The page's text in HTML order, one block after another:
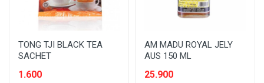
TONG TJI BLACK TEA
SACHET
1.600
AM MADU ROYAL JELY
AUS 150 ML
25.900